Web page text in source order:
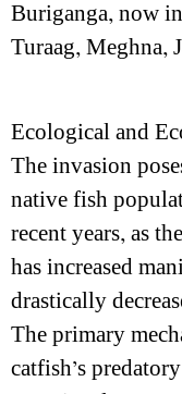
Buriganga, now
Turaag, Meghna,
Ecological and
The invasion
native fish
recent years, as
has increased
drastically
The primary
catfish’s